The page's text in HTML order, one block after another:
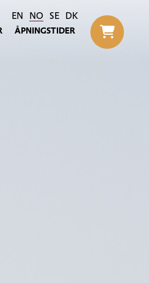
EN NO SE DK
ÅPNINGSTIDER
Til